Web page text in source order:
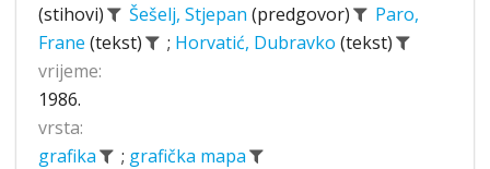
(stihovi)
Šešelj, Stjepan (predgovor)
Paro,
Frane (tekst) ; Horvatić, Dubravko (tekst)
vrijeme:
1986.
vrsta:
grafika
; grafička mapa